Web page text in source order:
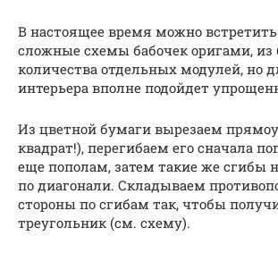
В настоящее время можно встретить
сложные схемы бабочек оригами, из
количества отдельных модулей, но
интерьера вполне подойдет
Из цветной бумаги вырезаем
квадрат!), перегибаем его сначала
еще пополам, затем такие же сгибы
по диагонали. Складываем
стороны по сгибам так, чтобы
треугольник (см. схему).